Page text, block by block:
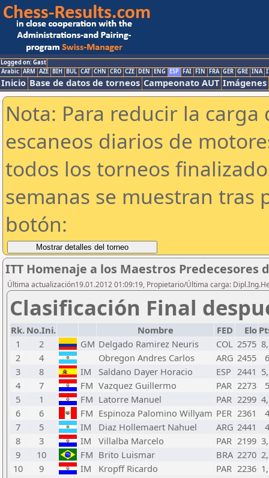
Logged on: Gast
Arabic ARM AZE BIH BUL CAT CHN CRO CZE DEN ENG ESP FAI FIN FRA GER GRE INA
Inicio Base de datos de torneos Campeonato AUT Imágenes
Nota: Para reducir la
escaneos diarios de
todos los torneos
semanas se muestran tras
botón:
ITT Homenaje a los Maestros Predecesores
Última actualización19.01.2012 01:09:19, Propietario/Última carga:
Clasificación Final
Rk. No.Ini. Nombre FED Elo
1
2 GM Delgado Ramirez Neuris COL 2575
2
4 Obregon Andres Carlos ARG 2455
6
3
8 IM Saldano Dayer Horacio ESP 2441
4
7 FM Vazquez Guillermo PAR 2273
5
5
1 FM Latorre Manuel PAR 2299
6
6 FM Espinoza Palomino Willyam PER 2361
4
7
5 IM Diaz Hollemaert Nahuel ARG 2441
4
8
3 IM Villalba Marcelo PAR 2199
9
10 FM Brito Luismar BRA 2270
10
9 IM Kropff Ricardo PAR 2236